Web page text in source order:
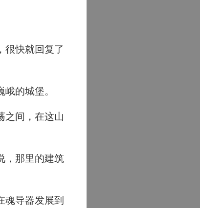
很快就回复了
的城堡。
之间，在这山
，那里的建筑
导器发展到